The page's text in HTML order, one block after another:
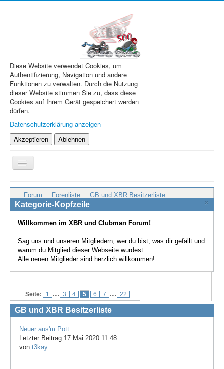
Diese Website verwendet Cookies, um
Authentifizierung, Navigation und andere
Funktionen zu verwalten. Durch die Nutzung
dieser Website stimmen Sie zu, dass diese
Cookies auf Ihrem Gerät gespeichert werden
dürfen.
Datenschutzerklärung anzeigen
Akzeptieren
Ablehnen
Navigation
an/aus
XBR.de
Technik
Forum
Treffen & Touren
Cafe-Ecke
Suche
Forum Forenliste
GB und XBR Besitzerliste
×
Kategorie-Kopfzeile
Willkommen im XBR und Clubman Forum!
Sag uns und unseren Mitgliedern, wer du bist, was dir gefällt und
warum du Mitglied dieser Webseite wurdest.
Alle neuen Mitglieder sind herzlich willkommen!
Seite: 1 ... 3 4 5 6 7 ... 22
GB und XBR Besitzerliste
Neuer aus'm Pott
Letzter Beitrag 17 Mai 2020 11:48
von t3kay